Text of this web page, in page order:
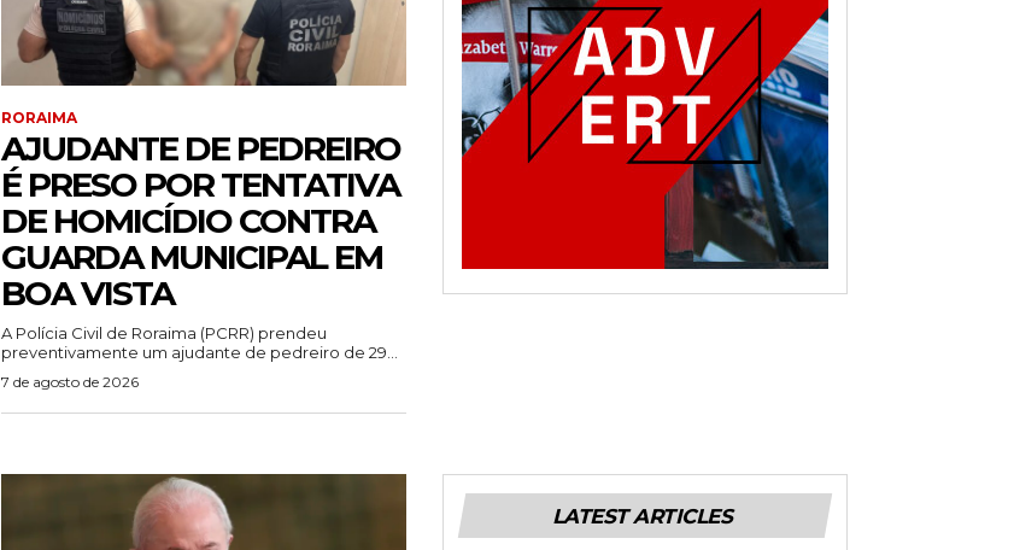
RORAIMA
AJUDANTE DE PEDREIRO
É PRESO POR TENTATIVA
DE HOMICÍDIO CONTRA
GUARDA MUNICIPAL EM
BOA VISTA
A Polícia Civil de Roraima (PCRR) prendeu
preventivamente um ajudante de pedreiro de 29...
7 de agosto de 2026
LATEST ARTICLES